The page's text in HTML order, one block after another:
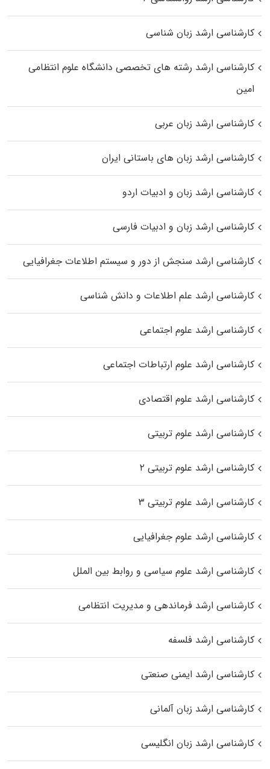
کارشناسی ارشد زبان شناسی
کارشناسی ارشد رﺷﺘﻪ ﻫﺎی تخصصی داﻧﺸﮕﺎه ﻋﻠﻮم انتظامی
اﻣﻴﻦ
کارشناسی ارشد زبان عربی
کارشناسی ارشد زبان‌ های باستانی ایران
کارشناسی ارشد زبان و ادبیات اردو
کارشناسی ارشد زبان و ادبیات فارسی
کارشناسی ارشد سنجش از دور و سیستم اطلاعات جغرافیایی
کارشناسی ارشد علم اطلاعات و دانش شناسی
کارشناسی ارشد علوم اجتماعی
کارشناسی ارشد علوم ارتباطات اجتماعی
کارشناسی ارشد علوم اقتصادی
کارشناسی ارشد علوم تربیتی
کارشناسی ارشد علوم تربیتی ۲
کارشناسی ارشد علوم تربیتی ۳
کارشناسی ارشد علوم جغرافیایی
کارشناسی ارشد علوم سیاسی و روابط بین الملل
کارشناسی ارشد فرماندهی و مدیریت انتظامی
کارشناسی ارشد فلسفه
کارشناسی ارشد ایمنی صنعتی
کارشناسی ارشد زبان آلمانی
کارشناسی ارشد زبان انگلیسی